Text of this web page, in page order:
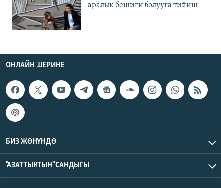
аралык бешиги болууга тийиш
ОНЛАЙН ШЕРИНЕ
БИЗ ЖӨНҮНДӨ
"АЗАТТЫКТЫН" САНДЫГЫ